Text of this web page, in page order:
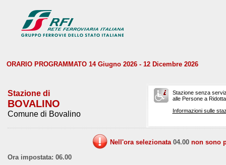
ORARIO PROGRAMMATO 14 Giugno 2026 - 12 Dicembre 2026
Stazione di
BOVALINO
Comune di Bovalino
Stazione senza
alle Persone a
Informazioni sulle
Nell'ora selezionata 04.00 non sono
Ora impostata: 06.00